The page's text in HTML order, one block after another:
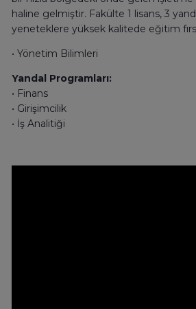
haline gelmiştir. Fakülte 1 lisans, 3
yeneteklere yüksek kalitede eğitim
• Yönetim Bilimleri
Yandal Programları:
• Finans
• Girişimcilik
• İş Analitiği